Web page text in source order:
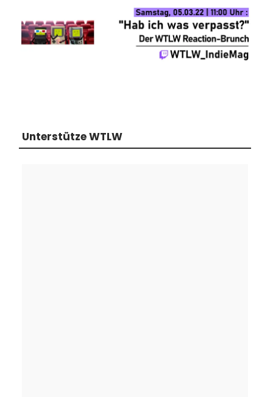
Unterstütze WTLW